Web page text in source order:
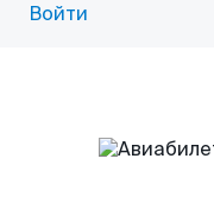
Войти